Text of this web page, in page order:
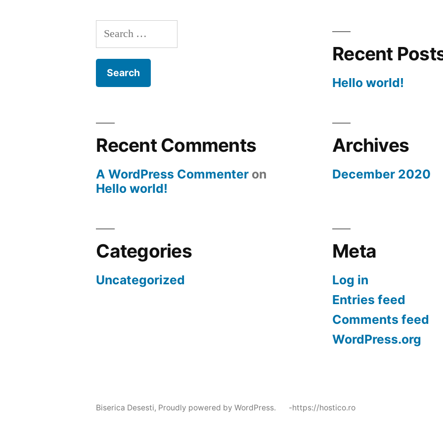
Search
for:
Recent
Hello world!
Recent Comments
A WordPress Commenter on
Hello world!
Archives
December 2020
Categories
Uncategorized
Meta
Log in
Entries feed
Comments feed
WordPress.org
Biserica Desesti, Proudly powered by WordPress. -https://hostico.ro